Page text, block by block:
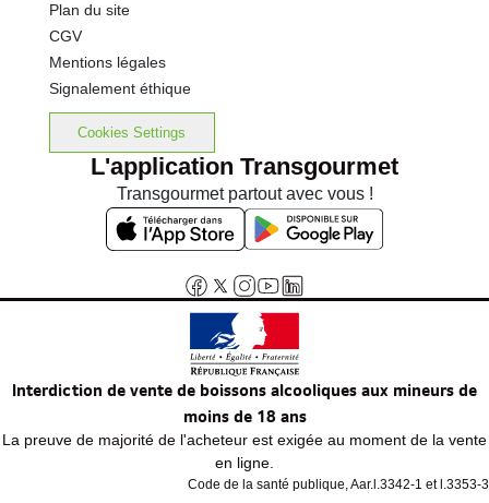
Plan du site
CGV
Mentions légales
Signalement éthique
Cookies Settings
L'application Transgourmet
Transgourmet partout avec vous !
Interdiction de vente de boissons alcooliques aux mineurs de
moins de 18 ans
La preuve de majorité de l'acheteur est exigée au moment de la vente
en ligne.
Code de la santé publique, Aar.l.3342-1 et l.3353-3